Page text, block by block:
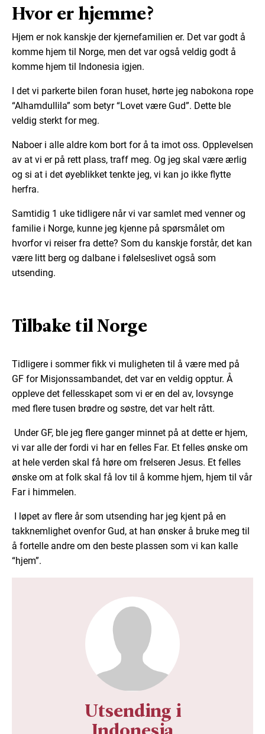
Hvor er hjemme?
Hjem er nok kanskje der kjernefamilien er. Det var godt å
komme hjem til Norge, men det var også veldig godt å
komme hjem til Indonesia igjen.
I det vi parkerte bilen foran huset, hørte jeg nabokona rope
“Alhamdullila” som betyr “Lovet være Gud”. Dette ble
veldig sterkt for meg.
Naboer i alle aldre kom bort for å ta imot oss. Opplevelsen
av at vi er på rett plass, traff meg. Og jeg skal være ærlig
og si at i det øyeblikket tenkte jeg, vi kan jo ikke flytte
herfra.
Samtidig 1 uke tidligere når vi var samlet med venner og
familie i Norge, kunne jeg kjenne på spørsmålet om
hvorfor vi reiser fra dette? Som du kanskje forstår, det kan
være litt berg og dalbane i følelseslivet også som
utsending.
Tilbake til Norge
Tidligere i sommer fikk vi muligheten til å være med på
GF for Misjonssambandet, det var en veldig opptur. Å
oppleve det fellesskapet som vi er en del av, lovsynge
med flere tusen brødre og søstre, det var helt rått.
Under GF, ble jeg flere ganger minnet på at dette er hjem,
vi var alle der fordi vi har en felles Far. Et felles ønske om
at hele verden skal få høre om frelseren Jesus. Et felles
ønske om at folk skal få lov til å komme hjem, hjem til vår
Far i himmelen.
I løpet av flere år som utsending har jeg kjent på en
takknemlighet ovenfor Gud, at han ønsker å bruke meg til
å fortelle andre om den beste plassen som vi kan kalle
“hjem”.
Utsending i